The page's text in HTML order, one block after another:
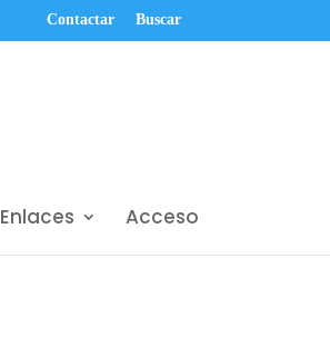
Contactar Buscar
Enlaces Acceso